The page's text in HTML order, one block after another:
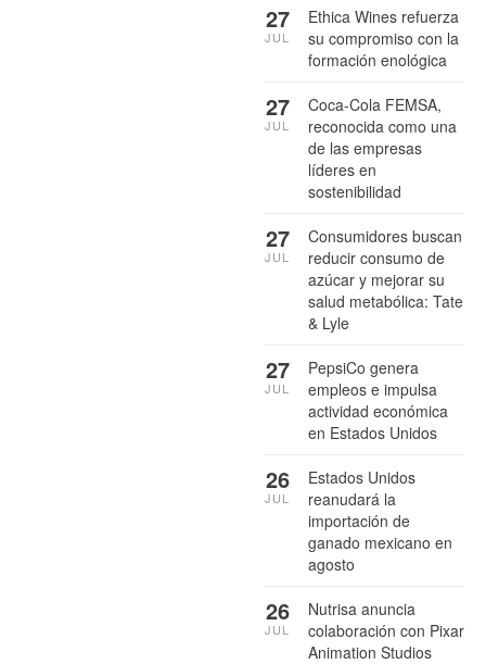
Ethica Wines refuerza
su compromiso con la
formación enológica
27
JUL
Coca-Cola FEMSA,
reconocida como una
de las empresas
líderes en
sostenibilidad
27
JUL
Consumidores buscan
reducir consumo de
azúcar y mejorar su
salud metabólica: Tate
& Lyle
27
JUL
PepsiCo genera
empleos e impulsa
actividad económica
en Estados Unidos
27
JUL
Estados Unidos
reanudará la
importación de
ganado mexicano en
agosto
26
JUL
Nutrisa anuncia
colaboración con Pixar
Animation Studios
26
JUL